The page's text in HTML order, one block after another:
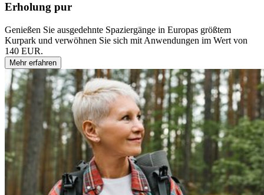
Erholung pur
Genießen Sie ausgedehnte Spaziergänge in Europas größtem
Kurpark und verwöhnen Sie sich mit Anwendungen im Wert von
140 EUR.
Mehr erfahren